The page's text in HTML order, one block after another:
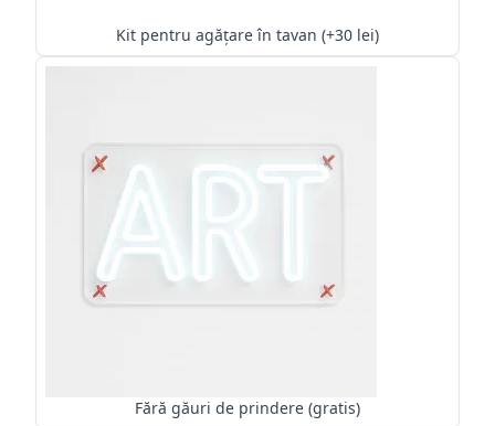
Kit pentru agățare în tavan (+30 lei)
Fără găuri de prindere (gratis)